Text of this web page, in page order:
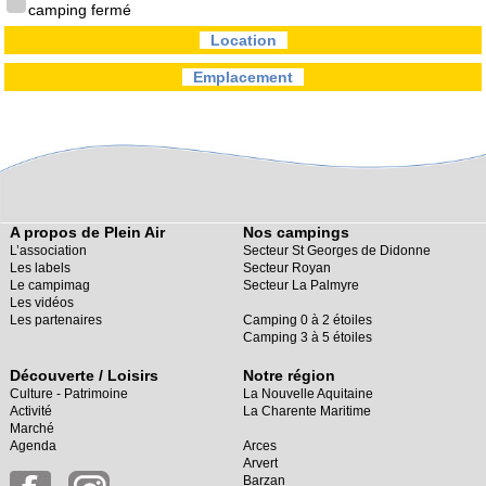
camping fermé
Location
Emplacement
A propos de Plein Air
L’association
Les labels
Le campimag
Les vidéos
Les partenaires
Nos campings
Secteur St Georges de Didonne
Secteur Royan
Secteur La Palmyre
Camping 0 à 2 étoiles
Camping 3 à 5 étoiles
Découverte / Loisirs
Culture - Patrimoine
Activité
Marché
Agenda
Notre région
La Nouvelle Aquitaine
La Charente Maritime
Arces
Arvert
Barzan